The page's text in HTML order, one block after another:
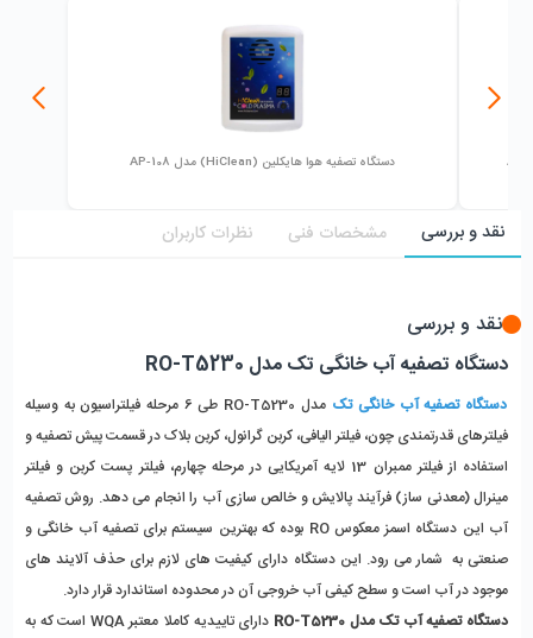
دستگاه تصفیه هوا هایکلین (HiClean) مدل AP-108
نقد و بررسی مشخصات فنی نظرات کاربران
نقد و بررسی
دستگاه تصفیه آب خانگی تک مدل RO-T5230
دستگاه تصفیه آب خانگی تک
مدل RO-T5230 طی 6 مرحله فیلتراسیون به وسیله
فیلترهای قدرتمندی چون، فیلتر الیافی، کربن گرانول، کربن بلاک در قسمت پیش تصفیه و
استفاده از فیلتر ممبران 13 لایه آمریکایی در مرحله چهارم، فیلتر پست کربن و فیلتر
مینرال (معدنی ساز) فرآیند پالایش و خالص سازی آب را انجام می دهد. روش تصفیه
آب این دستگاه اسمز معکوس RO بوده که بهترین سیستم برای تصفیه آب خانگی و
صنعتی به شمار می رود. این دستگاه دارای کیفیت های لازم برای حذف آلایند های
موجود در آب است و سطح کیفی آب خروجی آن در محدوده استاندارد قرار دارد.
دستگاه تصفیه آب تک مدل RO-T5230
دارای تاییدیه کاملا معتبر WQA است که به